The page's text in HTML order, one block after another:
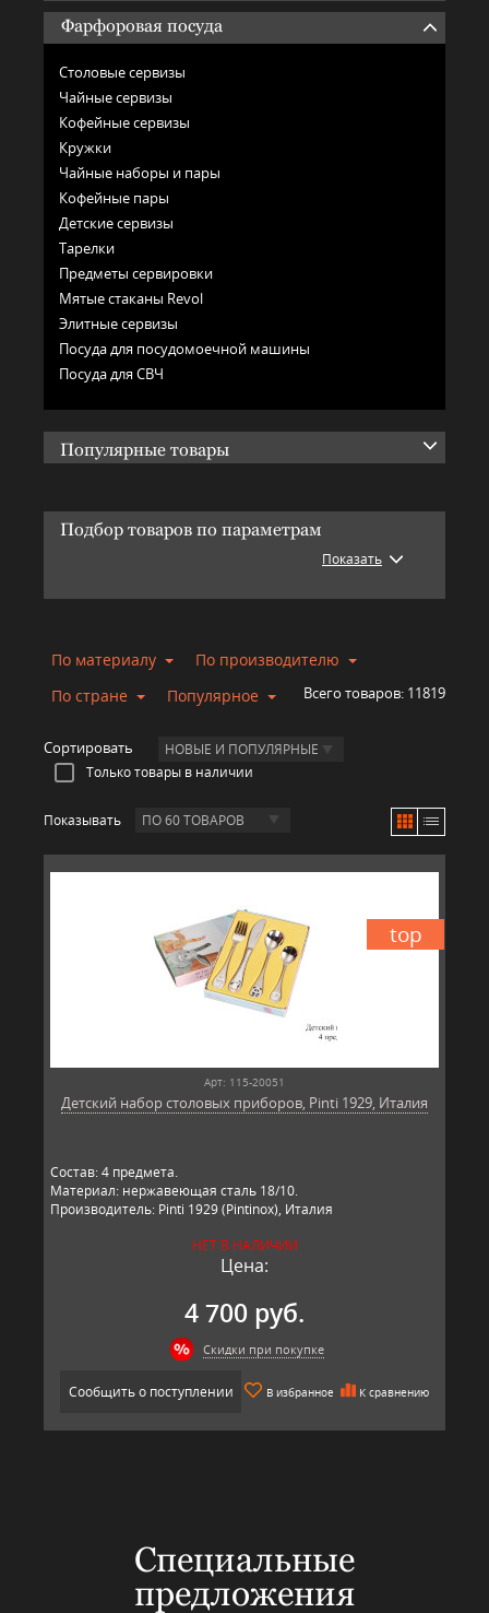
Фарфоровая посуда
Столовые сервизы
Чайные сервизы
Кофейные сервизы
Кружки
Чайные наборы и пары
Кофейные пары
Детские сервизы
Тарелки
Предметы сервировки
Мятые стаканы Revol
Элитные сервизы
Посуда для посудомоечной машины
Посуда для СВЧ
Популярные товары
Подбор товаров по параметрам
Показать
По материалу
По производителю
По стране
Популярное Всего товаров: 11819
Сортировать НОВЫЕ И ПОПУЛЯРНЫЕ
Только товары в наличии
Показывать ПО 60 ТОВАРОВ
top
Арт: 115-20051
Детский набор столовых приборов, Pinti 1929, Италия
Состав: 4 предмета.
Материал: нержавеющая сталь 18/10.
Производитель: Pinti 1929 (Pintinox), Италия
НЕТ В НАЛИЧИИ
Цена:
4 700 руб.
Скидки при покупке
Сообщить о поступлении В избранное К сравнению
Специальные
предложения